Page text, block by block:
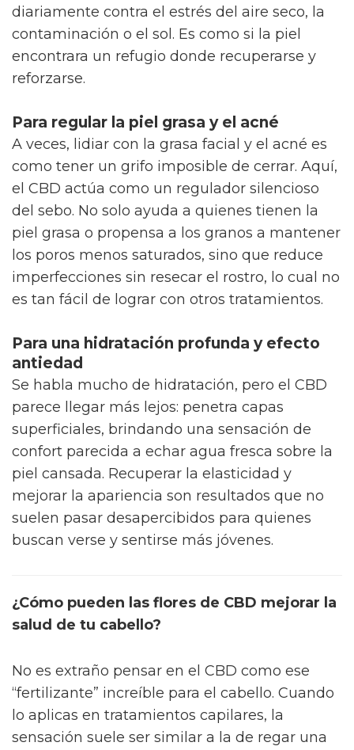
diariamente contra el estrés del aire seco, la
contaminación o el sol. Es como si la piel
encontrara un refugio donde recuperarse y
reforzarse.
Para regular la piel grasa y el acné
A veces, lidiar con la grasa facial y el acné es
como tener un grifo imposible de cerrar. Aquí,
el CBD actúa como un regulador silencioso
del sebo. No solo ayuda a quienes tienen la
piel grasa o propensa a los granos a mantener
los poros menos saturados, sino que reduce
imperfecciones sin resecar el rostro, lo cual no
es tan fácil de lograr con otros tratamientos.
Para una hidratación profunda y efecto
antiedad
Se habla mucho de hidratación, pero el CBD
parece llegar más lejos: penetra capas
superficiales, brindando una sensación de
confort parecida a echar agua fresca sobre la
piel cansada. Recuperar la elasticidad y
mejorar la apariencia son resultados que no
suelen pasar desapercibidos para quienes
buscan verse y sentirse más jóvenes.
¿Cómo pueden las flores de CBD mejorar la
salud de tu cabello?
No es extraño pensar en el CBD como ese
“fertilizante” increíble para el cabello. Cuando
lo aplicas en tratamientos capilares, la
sensación suele ser similar a la de regar una